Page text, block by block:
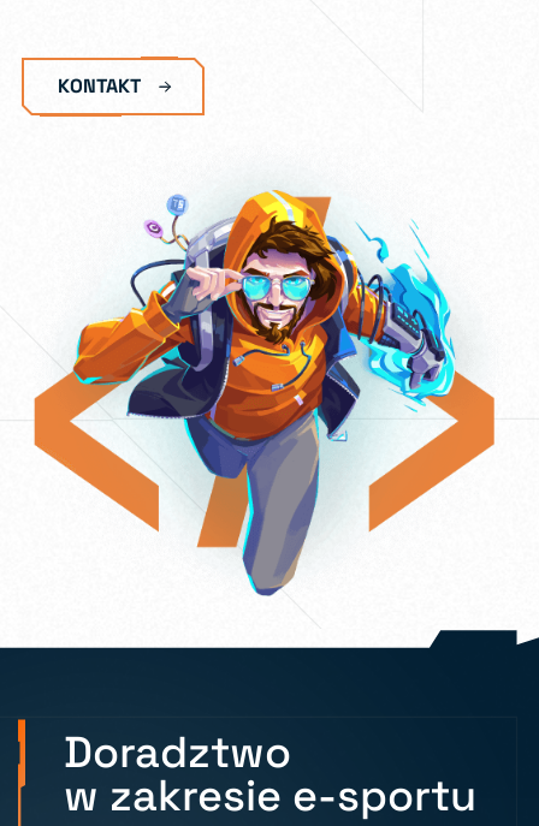
KONTAKT
Doradztwo
w zakresie e-sportu